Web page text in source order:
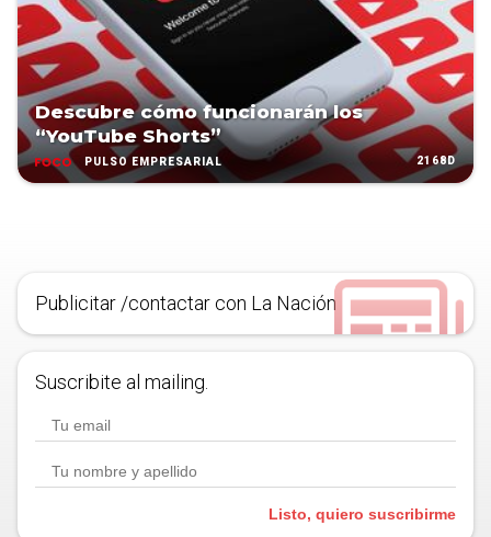
Descubre cómo funcionarán los
“YouTube Shorts”
PULSO EMPRESARIAL 2168D
Publicitar /contactar con La Nación
Suscribite al mailing.
Listo, quiero suscribirme